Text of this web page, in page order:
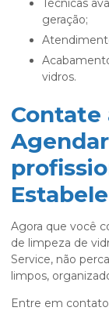
Técnicas avançadas e equipamentos de última
geração;
Acabamento impecável e transparência total dos
vidros.
Contate
Agora que você
de limpeza de
Service, não
limpos,
Entre em